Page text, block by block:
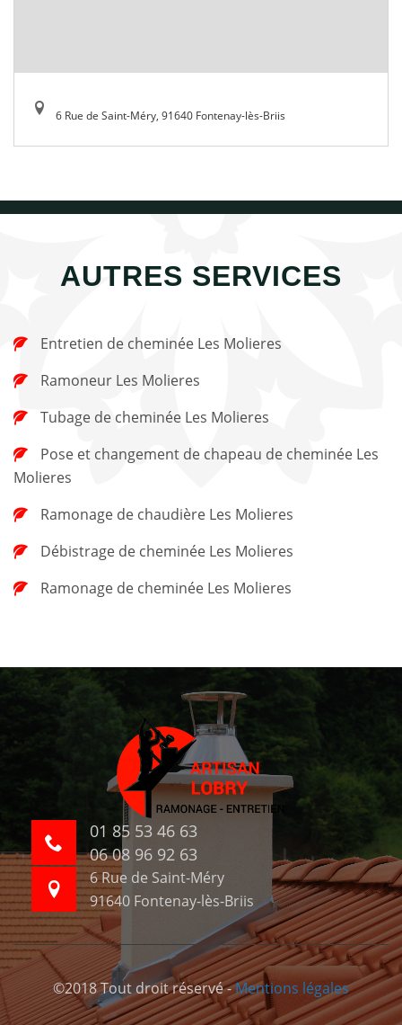
6 Rue de Saint-Méry, 91640 Fontenay-lès-Briis
AUTRES SERVICES
Entretien de cheminée Les Molieres
Ramoneur Les Molieres
Tubage de cheminée Les Molieres
Molieres
Ramonage de chaudière Les Molieres
Débistrage de cheminée Les Molieres
Ramonage de cheminée Les Molieres
01 85 53 46 63
06 08 96 92 63
6 Rue de Saint-Méry
91640 Fontenay-lès-Briis
©2018 Tout droit réservé -Mentions légales